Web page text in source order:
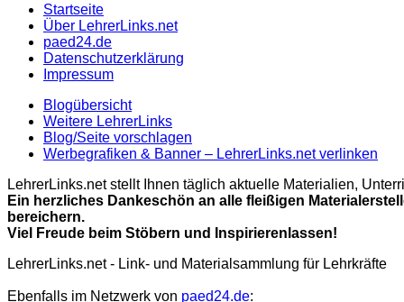
Startseite
Über LehrerLinks.net
paed24.de
Datenschutzerklärung
Impressum
Blogübersicht
Weitere LehrerLinks
Blog/Seite vorschlagen
Werbegrafiken & Banner – LehrerLinks.net verlinken
LehrerLinks.net stellt Ihnen täglich aktuelle Materialien,
Ein herzliches Dankeschön an alle fleißigen
bereichern.
Viel Freude beim Stöbern und Inspirierenlassen!
LehrerLinks.net - Link- und Materialsammlung für Lehrkräfte
Ebenfalls im Netzwerk von paed24.de: